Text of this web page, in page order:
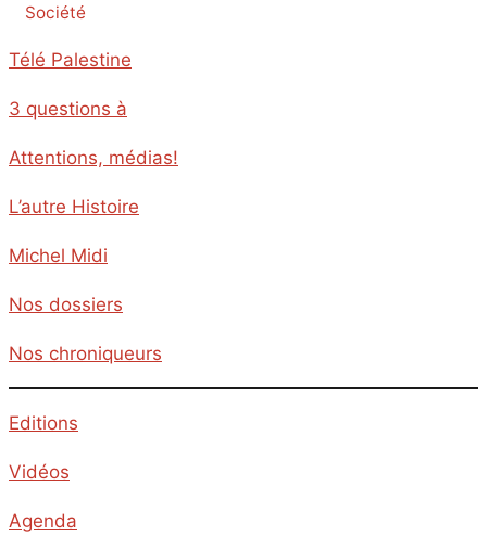
Société
Télé Palestine
3 questions à
Attentions, médias!
L’autre Histoire
Michel Midi
Nos dossiers
Nos chroniqueurs
Editions
Vidéos
Agenda